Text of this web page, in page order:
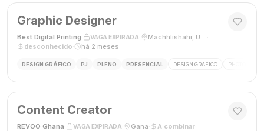
Graphic Designer
Best Digital Printing VAGA EXPIRADA Machhlishahr, Uttar Pradesh, Índia
desconhecido
há 2 meses
DESIGN GRÁFICO PJ PLENO PRESENCIAL DESIGN GRÁFICO PHOTOSHOP
Content Creator
REVOO Ghana VAGA EXPIRADA Gana A combinar·